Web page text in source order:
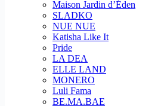
Maison Jardin d’Éden
SLADKO
NUE NUE
Katisha Like It
Pride
LA DEA
ELLE LAND
MONERO
Luli Fama
BE.MA.BAE